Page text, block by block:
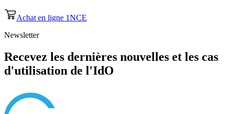
Achat en ligne 1NCE
Newsletter
Recevez les dernières nouvelles et les cas
d'utilisation de l'IdO